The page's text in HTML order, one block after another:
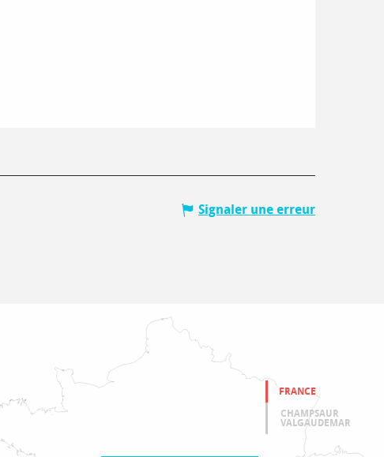
Signaler une erreur
FRANCE
CHAMPSAUR
VALGAUDEMAR